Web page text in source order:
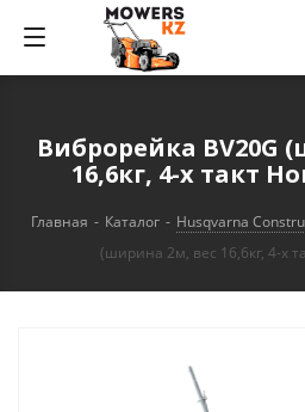
Виброрейка BV20G
16,6кг, 4-х такт
Главная - Каталог - Husqvarna
(ширина 2м, вес 16,6кг, 4-х